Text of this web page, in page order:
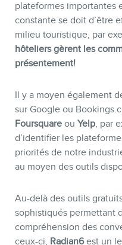
plateformes importantes
constante se doit d’être
milieu touristique, par
hôteliers gèrent les
présentement!
Il y a moyen également
sur Google ou
Foursquare ou Yelp, par
d’identifier les
priorités de notre
au moyen des outils
Au-delà des outils
sophistiqués permettant
compréhension des
ceux-ci, Radian6est un